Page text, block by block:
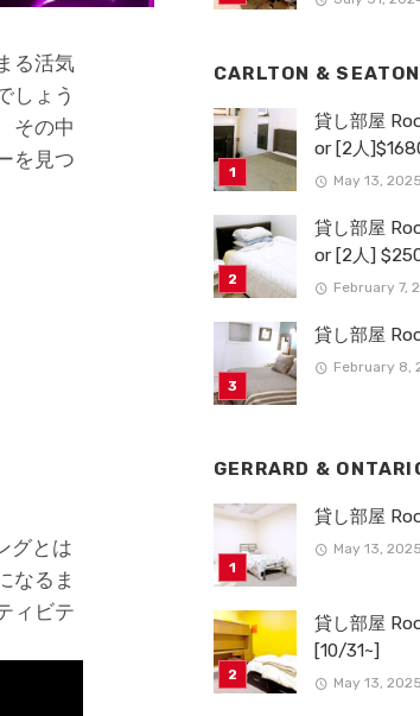
る活気
しょう
その中
を見つ
グとは
なるま
ィビテ
CARLTON & SEATON
貸し部屋
or [2人
May 13, 2025
貸し部屋
or [2人]
February 7,
貸し部屋
February 8,
GERRARD &
貸し部屋
May 13, 2025
貸し部屋
[10/31~]
May 13, 2025